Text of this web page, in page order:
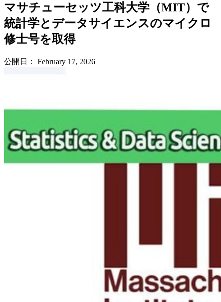
マサチューセッツ工科大学（MIT）で
統計学とデータサイエンスのマイクロ
修士号を取得
公開日： February 17, 2026